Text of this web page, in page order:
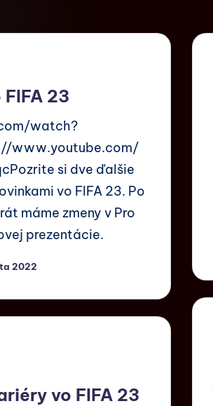
23
watch?
www.youtube.com/
si dve ďalšie
vo FIFA 23. Po
máme zmeny v Pro
prezentácie.
2022
vo FIFA 23